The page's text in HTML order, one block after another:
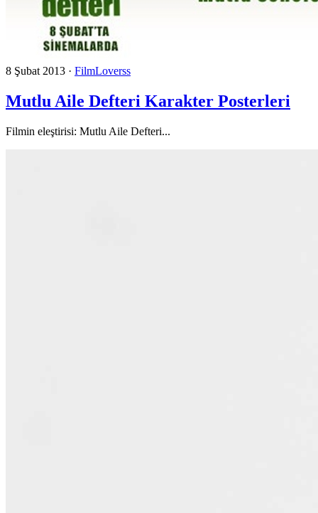
8 Şubat 2013 · FilmLoverss
Mutlu Aile Defteri Karakter Posterleri
Filmin eleştirisi: Mutlu Aile Defteri...